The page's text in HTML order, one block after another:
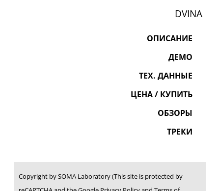
DVINA
ОПИСАНИЕ
ДЕМО
ТЕХ. ДАННЫЕ
ЦЕНА / КУПИТЬ
ОБЗОРЫ
ТРЕКИ
Copyright by SOMA Laboratory (This site is protected by